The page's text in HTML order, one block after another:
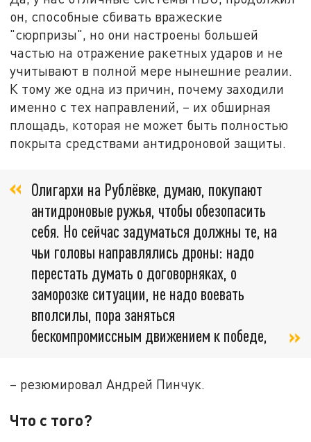
он, способные сбивать вражеские
"сюрпризы", но они настроены большей
частью на отражение ракетных ударов и не
учитывают в полной мере нынешние реалии.
К тому же одна из причин, почему заходили
именно с тех направлений, – их обширная
площадь, которая не может быть полностью
покрыта средствами антидроновой защиты.
Олигархи на Рублёвке, думаю, покупают
антидроновые ружья, чтобы обезопасить
себя. Но сейчас задуматься должны те, на
чьи головы направлялись дроны: надо
перестать думать о договорняках, о
заморозке ситуации, не надо воевать
вполсилы, пора заняться
бескомпромиссным движением к победе,
– резюмировал Андрей Пинчук.
Что с того?